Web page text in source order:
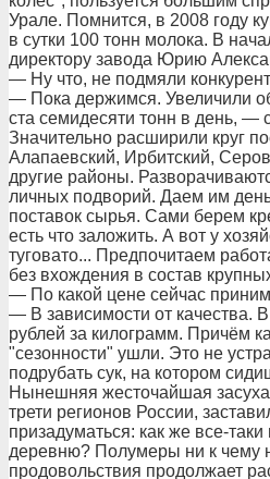
Урале. Помнится, в 2008 году
в сутки 100 тонн молока. В
директору завода Юрию
— Ну что, не подмяли
— Пока держимся. Увеличили
ста семидесяти тонн в день, —
Значительно расширили круг
Алапаевский, Ирбитский,
другие районы.
личных подворий. Даем им
поставок сырья. Сами берем
есть что заложить. А вот у
туговато... Предпочитаем
без вхождения в состав
— По какой цене сейчас
— В зависимости от качества.
рублей за килограмм. Причём
"сезонности" ушли. Это не
подрубать сук, на котором
Нынешняя жесточайшая
трети регионов России,
призадуматься: как же все-
деревню? Полумеры ни к чему
продовольствия продолжает